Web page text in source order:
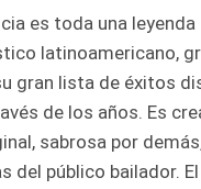
es toda una leyenda
latinoamericano,
gran lista de éxitos
de los años. Es
sabrosa por
del público bailador.